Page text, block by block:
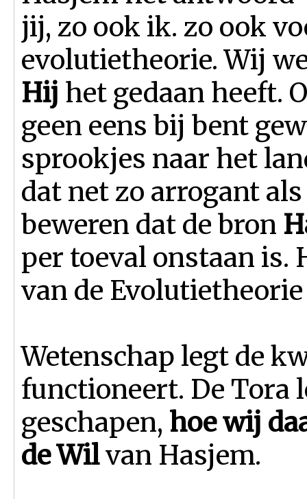
jij, zo ook ik. zo ook
evolutietheorie. Wij
Hij het gedaan heeft.
geen eens bij bent
sprookjes naar het
dat net zo arrogant
beweren dat de bron
per toeval onstaan is.
van de
Wetenschap legt de
functioneert. De Tora
geschapen, hoe wij
de Wilvan Hasjem.